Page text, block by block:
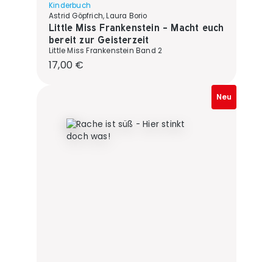
Kinderbuch
Astrid Göpfrich, Laura Borio
Little Miss Frankenstein - Macht euch
bereit zur Geisterzeit
Little Miss Frankenstein Band 2
Regulärer Preis:
17,00 €
Neu